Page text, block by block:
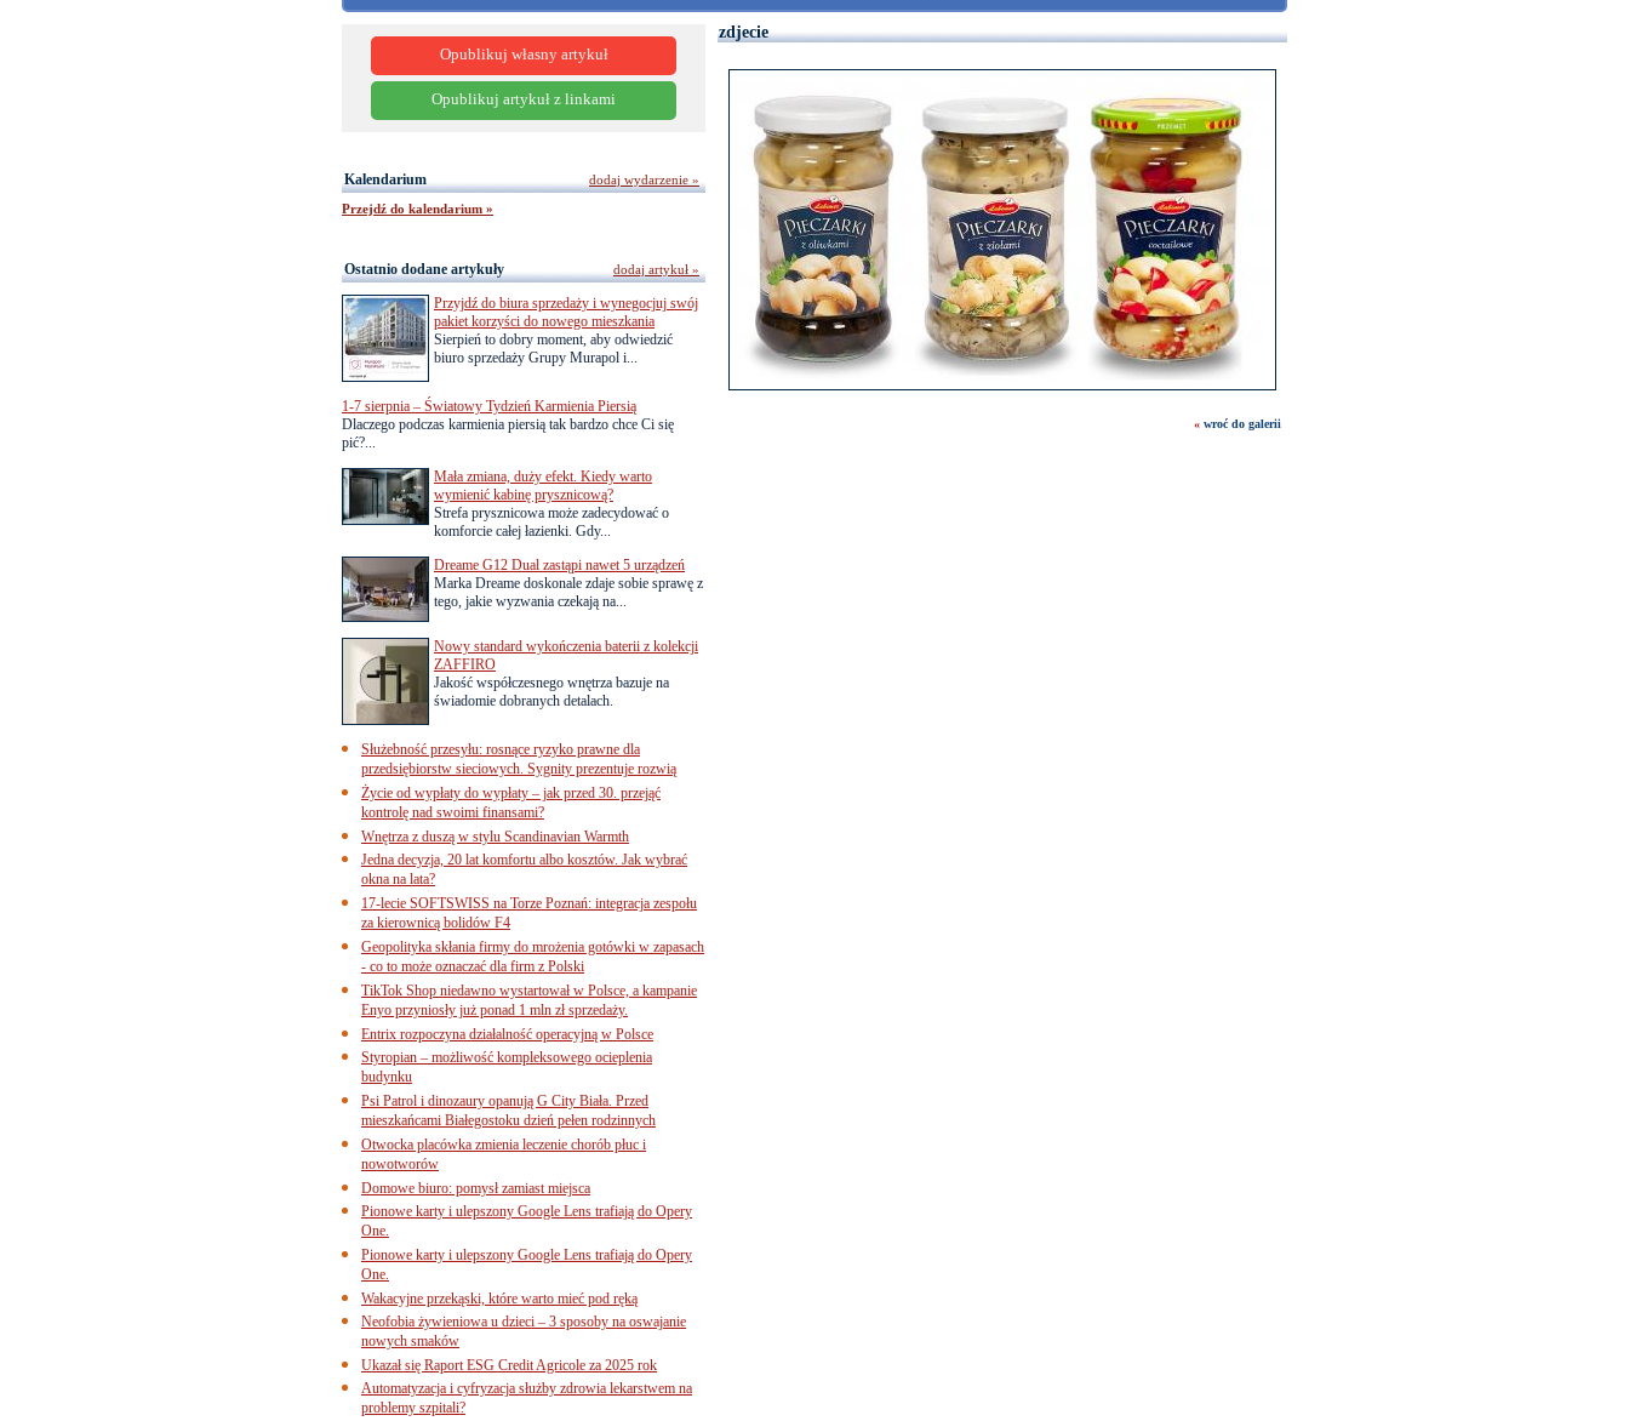
zdjecie
« wroć do galerii
Opublikuj własny artykuł
Opublikuj artykuł z linkami
Kalendarium
Przejdź do kalendarium »
dodaj wydarzenie »
Ostatnio dodane artykuły
Przyjdź do biura sprzedaży i wynegocjuj swój
pakiet korzyści do nowego mieszkania
Sierpień to dobry moment, aby odwiedzić
biuro sprzedaży Grupy Murapol i...
1-7 sierpnia – Światowy Tydzień Karmienia Piersią
Dlaczego podczas karmienia piersią tak bardzo chce Ci się
pić?...
Mała zmiana, duży efekt. Kiedy warto
wymienić kabinę prysznicową?
Strefa prysznicowa może zadecydować o
komforcie całej łazienki. Gdy...
Dreame G12 Dual zastąpi nawet 5 urządzeń
Marka Dreame doskonale zdaje sobie sprawę z
tego, jakie wyzwania czekają na...
Nowy standard wykończenia baterii z kolekcji
ZAFFIRO
Jakość współczesnego wnętrza bazuje na
świadomie dobranych detalach.
Służebność przesyłu: rosnące ryzyko prawne dla
przedsiębiorstw sieciowych. Sygnity prezentuje rozwią
Życie od wypłaty do wypłaty – jak przed 30. przejąć
kontrolę nad swoimi finansami?
Wnętrza z duszą w stylu Scandinavian Warmth
Jedna decyzja, 20 lat komfortu albo kosztów. Jak wybrać
okna na lata?
17-lecie SOFTSWISS na Torze Poznań: integracja zespołu
za kierownicą bolidów F4
Geopolityka skłania firmy do mrożenia gotówki w zapasach
- co to może oznaczać dla firm z Polski
TikTok Shop niedawno wystartował w Polsce, a kampanie
Enyo przyniosły już ponad 1 mln zł sprzedaży.
Entrix rozpoczyna działalność operacyjną w Polsce
Styropian – możliwość kompleksowego ocieplenia
budynku
Psi Patrol i dinozaury opanują G City Biała. Przed
mieszkańcami Białegostoku dzień pełen rodzinnych
Otwocka placówka zmienia leczenie chorób płuc i
nowotworów
Domowe biuro: pomysł zamiast miejsca
Pionowe karty i ulepszony Google Lens trafiają do Opery
One.
Pionowe karty i ulepszony Google Lens trafiają do Opery
One.
Wakacyjne przekąski, które warto mieć pod ręką
Neofobia żywieniowa u dzieci – 3 sposoby na oswajanie
nowych smaków
Ukazał się Raport ESG Credit Agricole za 2025 rok
Automatyzacja i cyfryzacja służby zdrowia lekarstwem na
problemy szpitali?
dodaj artykuł »